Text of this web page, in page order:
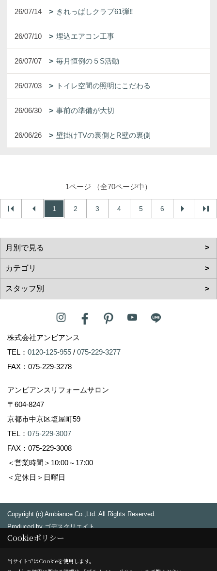
26/07/14 きれっぱしクラブ61弾‼
26/07/10 埋込エアコン工事
26/07/07 毎月恒例の５S活動
26/07/03 トイレ空間の照明にこだわる
26/06/30 事前の準備が大切
26/06/26 壁掛けTVの裏側とR壁の裏側
1ページ （全70ページ中）
1 2 3 4 5 6
株式会社アンビアンス
TEL： 0120-125-955 / 075-229-3277
FAX：075-229-3278
アンビアンスリフォームサロン
〒604-8247
京都市中京区塩屋町59
TEL： 075-229-3007
FAX：075-229-3008
＜営業時間＞10:00～17:00
＜定休日＞日曜日
Copyright (c) Ambiance Co.,Ltd. All Rights Reserved.
Produced byゴデスクリエイト
Cookieポリシー
当サイトではCookieを使用します。